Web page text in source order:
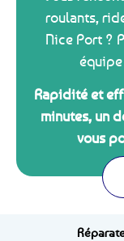
roulants,
Nice Port ?
équipe
Rapidité et
minutes, un
vous